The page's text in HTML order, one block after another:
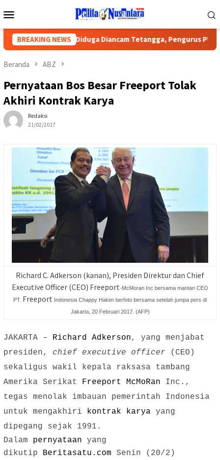
ke
Mobile
BREAKING NEWS
Diduga Diancam Tetangga, Pengurus PWI Lampung
Beranda ABZ
Pernyataan Bos Besar Freeport Tolak
Akhiri Kontrak Karya
Redaksi
21/02/2017
Richard C. Adkerson (kanan), Presiden Direktur dan Chief
Executive Officer (CEO) Freeport-McMoran Inc bersama mantan CEO
PT. Freeport Indonesia Chappy Hakim berfoto bersama setelah jumpa pers di
Jakarta, 20 Februari 2017. (AFP)
JAKARTA – Richard Adkerson, yang menjabat
presiden,
chief executive officer
(CEO)
sekaligus wakil kepala raksasa tambang
Amerika Serikat
Freeport McMoRan
Inc.,
tegas menolak imbauan pemerintah Indonesia
untuk mengakhiri
kontrak karya
yang
dipegang sejak 1991.
Dalam
pernyataan
yang
dikutip
Beritasatu.com
Senin (20/2)